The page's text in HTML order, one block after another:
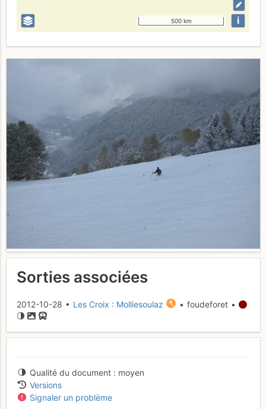
500 km i
Sorties associées
2012-10-28 • Les Croix : Molliesoulaz • foudeforet •
Qualité du document
moyen
Versions
Signaler un problème